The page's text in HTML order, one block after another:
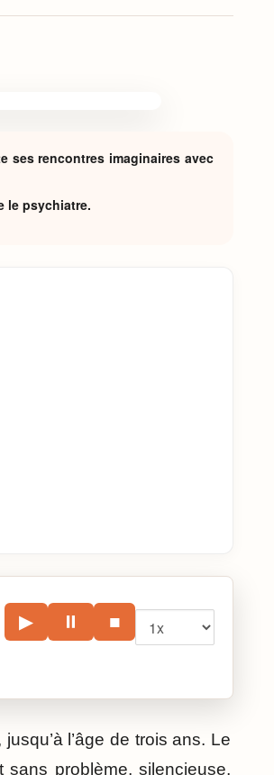
ses rencontres imaginaires avec
le psychiatre.
▶ ⏸ ■
l’âge de trois ans. Le
sans problème, silencieuse,